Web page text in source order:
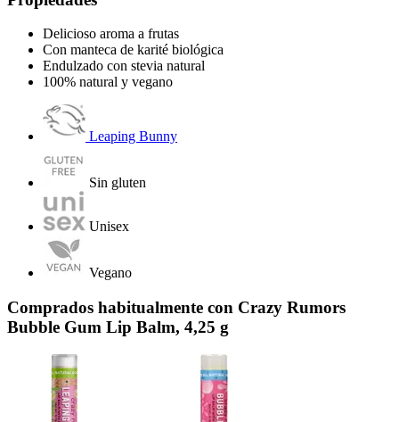
Delicioso aroma a frutas
Con manteca de karité biológica
Endulzado con stevia natural
100% natural y vegano
Leaping Bunny
Sin gluten
Unisex
Vegano
Comprados habitualmente con Crazy Rumors
Bubble Gum Lip Balm, 4,25 g